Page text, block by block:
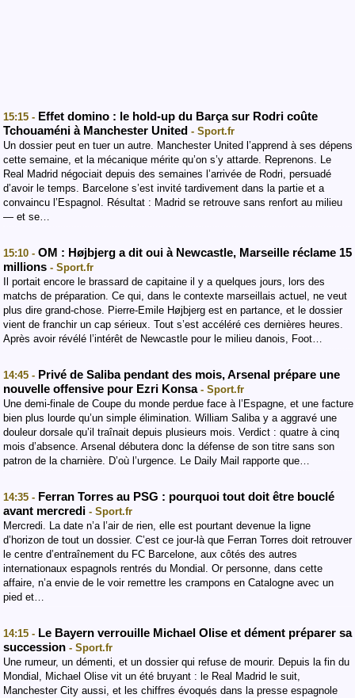
15:15 - Effet domino : le hold-up du Barça sur Rodri coûte
Tchouaméni à Manchester United - Sport.fr
Un dossier peut en tuer un autre. Manchester United l’apprend à ses dépens
cette semaine, et la mécanique mérite qu’on s’y attarde. Reprenons. Le
Real Madrid négociait depuis des semaines l’arrivée de Rodri, persuadé
d’avoir le temps. Barcelone s’est invité tardivement dans la partie et a
convaincu l’Espagnol. Résultat : Madrid se retrouve sans renfort au milieu
— et se…
15:10 - OM : Højbjerg a dit oui à Newcastle, Marseille réclame 15
millions - Sport.fr
Il portait encore le brassard de capitaine il y a quelques jours, lors des
matchs de préparation. Ce qui, dans le contexte marseillais actuel, ne veut
plus dire grand-chose. Pierre-Emile Højbjerg est en partance, et le dossier
vient de franchir un cap sérieux. Tout s’est accéléré ces dernières heures.
Après avoir révélé l’intérêt de Newcastle pour le milieu danois, Foot…
14:45 - Privé de Saliba pendant des mois, Arsenal prépare une
nouvelle offensive pour Ezri Konsa - Sport.fr
Une demi-finale de Coupe du monde perdue face à l’Espagne, et une facture
bien plus lourde qu’un simple élimination. William Saliba y a aggravé une
douleur dorsale qu’il traînait depuis plusieurs mois. Verdict : quatre à cinq
mois d’absence. Arsenal débutera donc la défense de son titre sans son
patron de la charnière. D’où l’urgence. Le Daily Mail rapporte que…
14:35 - Ferran Torres au PSG : pourquoi tout doit être bouclé
avant mercredi - Sport.fr
Mercredi. La date n’a l’air de rien, elle est pourtant devenue la ligne
d’horizon de tout un dossier. C’est ce jour-là que Ferran Torres doit retrouver
le centre d’entraînement du FC Barcelone, aux côtés des autres
internationaux espagnols rentrés du Mondial. Or personne, dans cette
affaire, n’a envie de le voir remettre les crampons en Catalogne avec un
pied et…
14:15 - Le Bayern verrouille Michael Olise et dément préparer sa
succession - Sport.fr
Une rumeur, un démenti, et un dossier qui refuse de mourir. Depuis la fin du
Mondial, Michael Olise vit un été bruyant : le Real Madrid le suit,
Manchester City aussi, et les chiffres évoqués dans la presse espagnole